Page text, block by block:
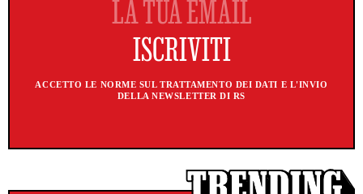
ACCETTO LE NORME SUL TRATTAMENTO DEI DATI E L'INVIO
DELLA NEWSLETTER DI RS